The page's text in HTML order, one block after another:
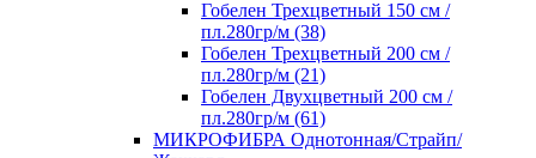
Гобелен Трехцветный 150 см /
пл.280гр/м (38)
Гобелен Трехцветный 200 см /
пл.280гр/м (21)
Гобелен Двухцветный 200 см /
пл.280гр/м (61)
МИКРОФИБРА Однотонная/Страйп/